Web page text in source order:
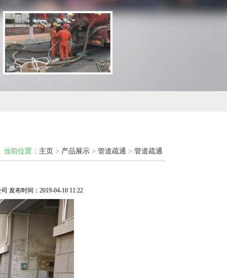
当前位置： 主页 > 产品展示> 管道疏通 > 管道疏通
发布时间：2019-04-10 11:22